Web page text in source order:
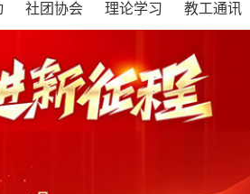
社团协会 理论学习 教工通讯